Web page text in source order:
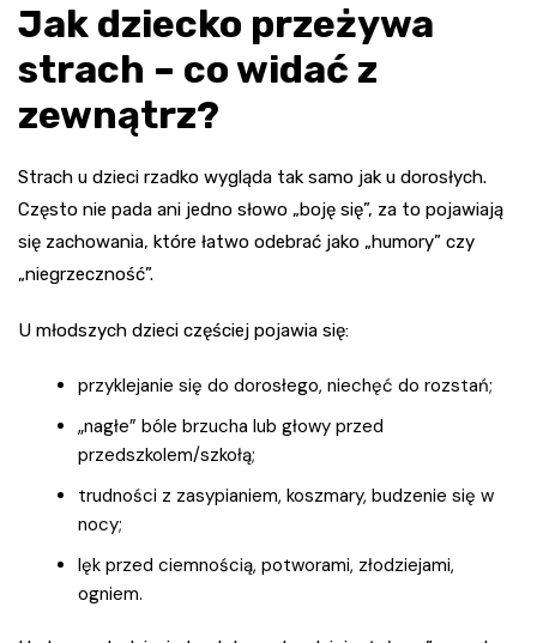
Jak dziecko przeżywa
strach – co widać z
zewnątrz?
Strach u dzieci rzadko wygląda tak samo jak u dorosłych.
Często nie pada ani jedno słowo „boję się”, za to pojawiają
się zachowania, które łatwo odebrać jako „humory” czy
„niegrzeczność”.
U młodszych dzieci częściej pojawia się:
przyklejanie się do dorosłego, niechęć do rozstań;
„nagłe” bóle brzucha lub głowy przed
przedszkolem/szkołą;
trudności z zasypianiem, koszmary, budzenie się w
nocy;
lęk przed ciemnością, potworami, złodziejami,
ogniem.